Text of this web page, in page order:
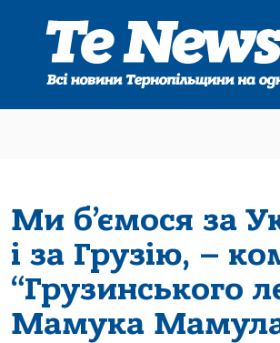
Ми б’ємося за
і за Грузію, –
“Грузинського
Мамука